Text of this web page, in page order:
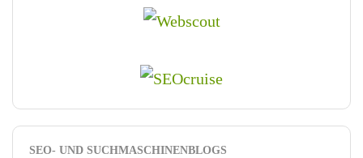
SEO- UND SUCHMASCHINENBLOGS